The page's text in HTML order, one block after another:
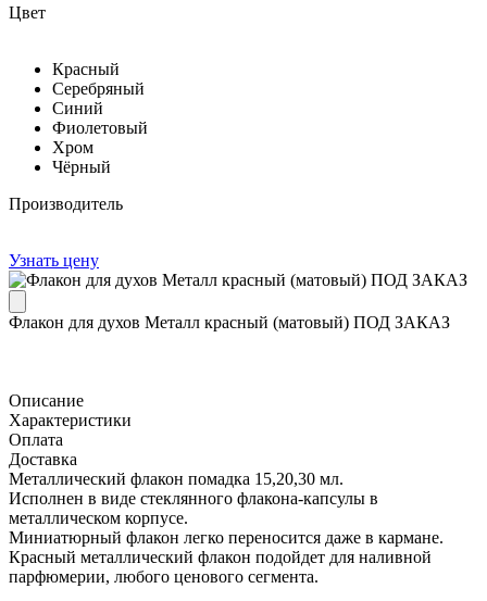
Цвет
Красный
Серебряный
Синий
Фиолетовый
Хром
Чёрный
Производитель
Узнать цену
Флакон для духов Металл красный (матовый) ПОД ЗАКАЗ
Описание
Характеристики
Оплата
Доставка
Металлический флакон помадка 15,20,30 мл.
Исполнен в виде стеклянного флакона-капсулы в
металлическом корпусе.
Миниатюрный флакон легко переносится даже в кармане.
Красный металлический флакон подойдет для наливной
парфюмерии, любого ценового сегмента.